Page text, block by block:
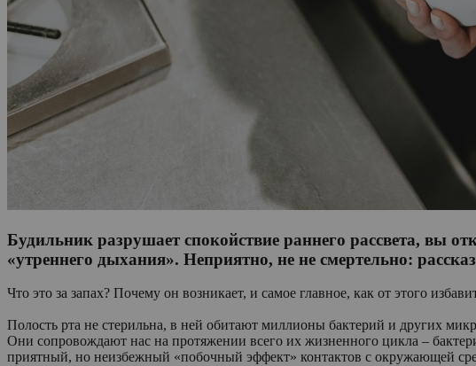
Будильник разрушает спокойствие раннего рассвета, вы
«утреннего дыхания». Неприятно, не не смертельно:
Что это за запах? Почему он возникает, и самое главное, как от этого
Полость рта не стерильна, в ней обитают миллионы бактерий и других
Они сопровождают нас на протяжении всего их жизненного цикла –
приятный, но неизбежный «побочный эффект» контактов с окружающей